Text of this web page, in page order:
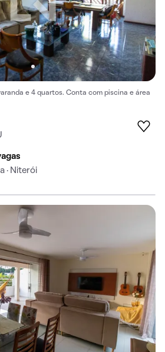
e 4 quartos. Conta com piscina e área
· Niterói